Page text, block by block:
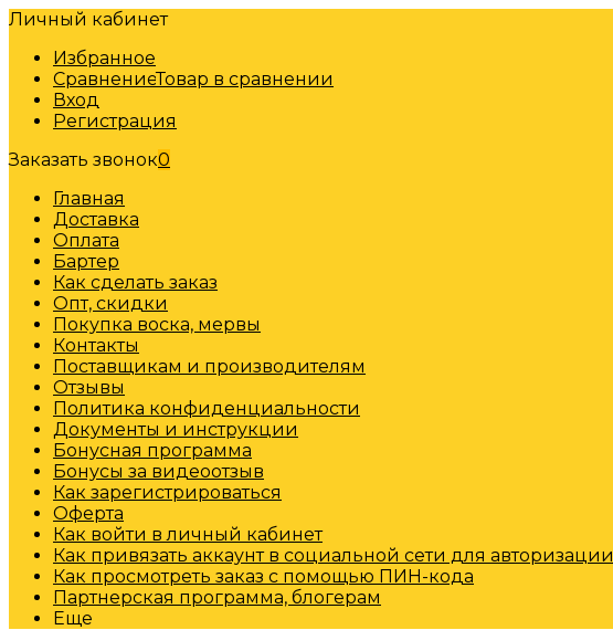
Личный кабинет
Избранное
СравнениеТовар в сравнении
Вход
Регистрация
Заказать звонок0
Главная
Доставка
Оплата
Бартер
Как сделать заказ
Опт, скидки
Покупка воска, мервы
Контакты
Поставщикам и производителям
Отзывы
Политика конфиденциальности
Документы и инструкции
Бонусная программа
Бонусы за видеоотзыв
Как зарегистрироваться
Оферта
Как войти в личный кабинет
Как привязать аккаунт в социальной сети для авторизации
Как просмотреть заказ с помощью ПИН-кода
Партнерская программа, блогерам
Еще